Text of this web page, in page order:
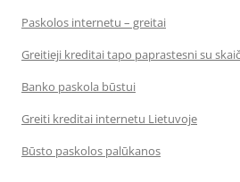
Paskolos internetu – greitai
Greitieji kreditai tapo paprastesni su
Banko paskola būstui
Greiti kreditai internetu Lietuvoje
Būsto paskolos palūkanos